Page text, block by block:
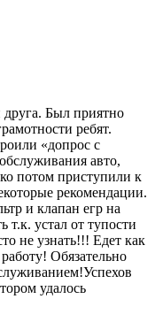
друга. Был приятно
ребят.
«допрос с
авто,
потом приступили к
рекомендации.
и клапан егр на
т.к. устал от тупости
не узнать!!! Едет как
Обязательно
удалось